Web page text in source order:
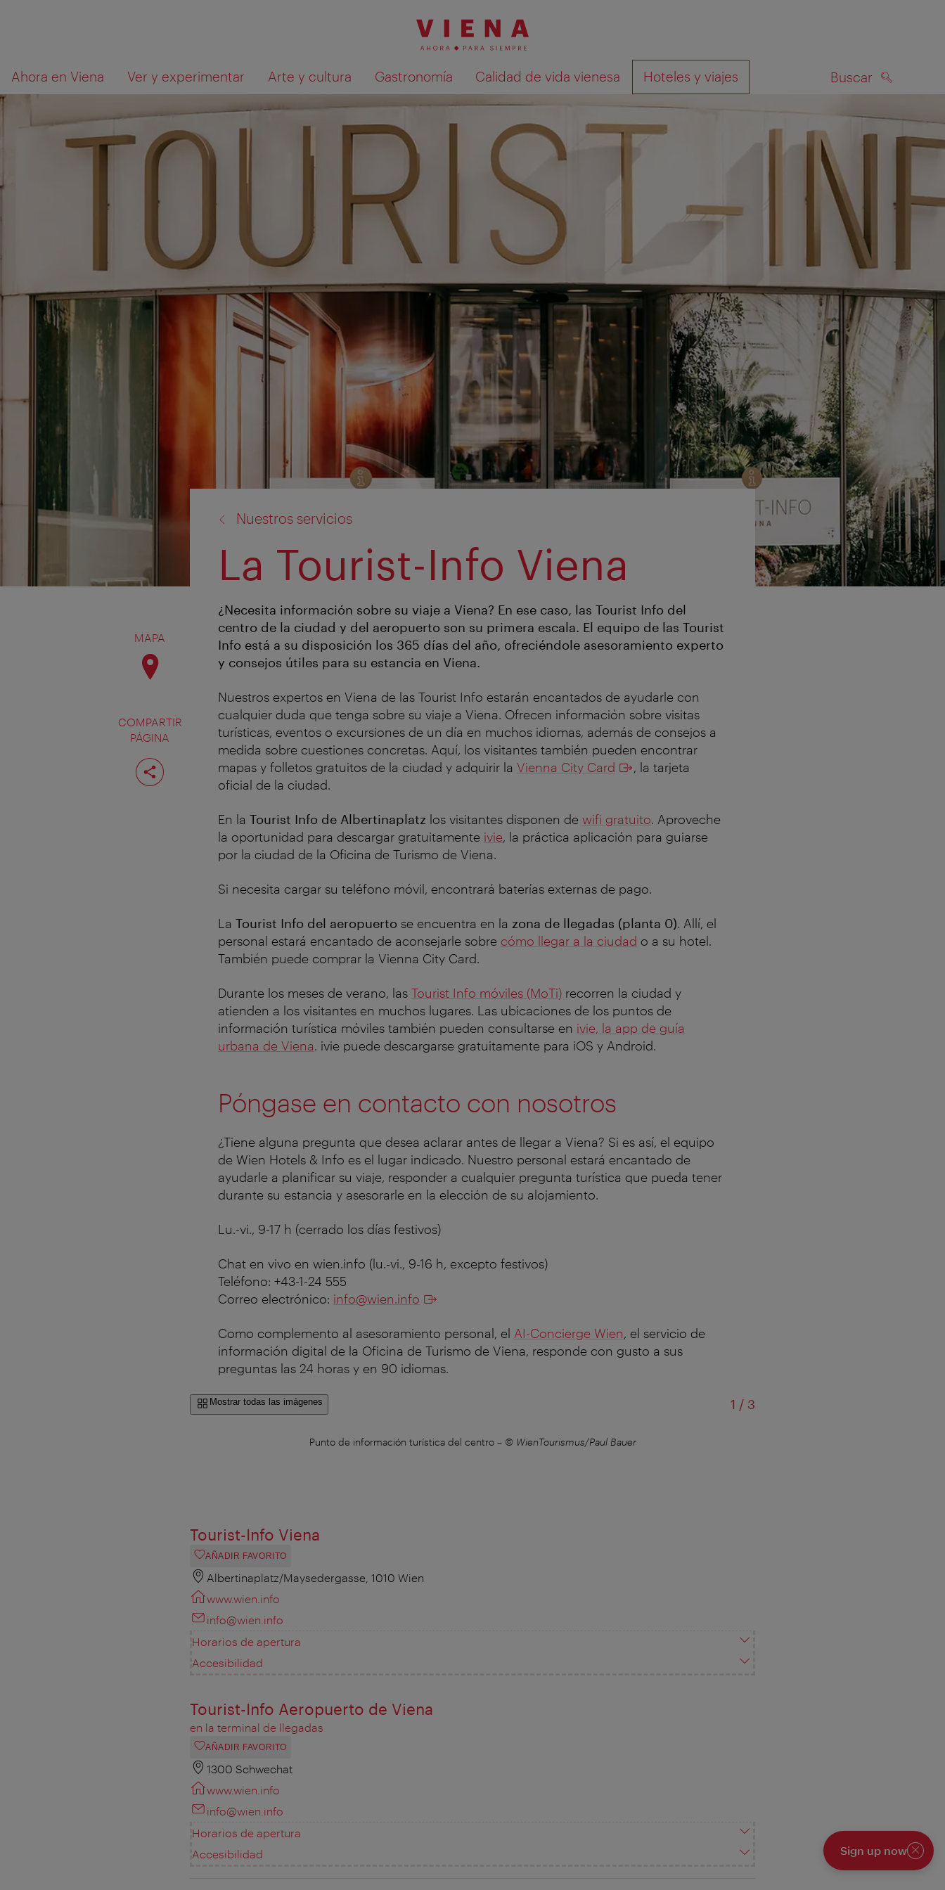
la
navegación
contenido
Ahora en Viena Ver y experimentar Arte y cultura Gastronomía Calidad de vida vienesa Hoteles y viajes Buscar
Qué
está
buscando?
MAPA
COMPARTIR
PÁGINA
Compartir
página
Nuestros servicios
La Tourist-Info Viena
¿Necesita información sobre su viaje a Viena? En ese caso, las Tourist Info del
centro de la ciudad y del aeropuerto son su primera escala. El equipo de las Tourist
Info está a su disposición los 365 días del año, ofreciéndole asesoramiento experto
y consejos útiles para su estancia en Viena.
Nuestros expertos en Viena de las Tourist Info estarán encantados de ayudarle con
cualquier duda que tenga sobre su viaje a Viena. Ofrecen información sobre visitas
turísticas, eventos o excursiones de un día en muchos idiomas, además de consejos a
medida sobre cuestiones concretas. Aquí, los visitantes también pueden encontrar
mapas y folletos gratuitos de la ciudad y adquirir la Vienna City Card
, la tarjeta
oficial de la ciudad.
En la Tourist Info de Albertinaplatz los visitantes disponen de wifi gratuito. Aproveche
la oportunidad para descargar gratuitamente ivie, la práctica aplicación para guiarse
por la ciudad de la Oficina de Turismo de Viena.
Si necesita cargar su teléfono móvil, encontrará baterías externas de pago.
La Tourist Info del aeropuerto se encuentra en la zona de llegadas (planta 0). Allí, el
personal estará encantado de aconsejarle sobre cómo llegar a la ciudad o a su hotel.
También puede comprar la Vienna City Card.
Durante los meses de verano, las Tourist Info móviles (MoTi) recorren la ciudad y
atienden a los visitantes en muchos lugares. Las ubicaciones de los puntos de
información turística móviles también pueden consultarse en ivie, la app de guía
urbana de Viena. ivie puede descargarse gratuitamente para iOS y Android.
Póngase en contacto con nosotros
¿Tiene alguna pregunta que desea aclarar antes de llegar a Viena? Si es así, el equipo
de Wien Hotels & Info es el lugar indicado. Nuestro personal estará encantado de
ayudarle a planificar su viaje, responder a cualquier pregunta turística que pueda tener
durante su estancia y asesorarle en la elección de su alojamiento.
Lu.-vi., 9-17 h (cerrado los días festivos)
Chat en vivo en wien.info (lu.-vi., 9-16 h, excepto festivos)
Teléfono: +43-1-24 555
Correo electrónico: info@wien.info
Como complemento al asesoramiento personal, el AI-Concierge Wien, el servicio de
información digital de la Oficina de Turismo de Viena, responde con gusto a sus
preguntas las 24 horas y en 90 idiomas.
Mostrar todas las imágenes 1 /de
3
Punto de información turística del centro– © WienTourismus/Paul Bauer
Tourist-Info Viena
AÑADIR FAVORITO
Albertinaplatz/Maysedergasse, 1010 Wien
www.wien.info
info@wien.info
Horarios de apertura
Accesibilidad
Tourist-Info Aeropuerto de Viena
en la terminal de llegadas
AÑADIR FAVORITO
1300 Schwechat
www.wien.info
info@wien.info
Horarios de apertura
Accesibilidad
Sign up now
Cerrar